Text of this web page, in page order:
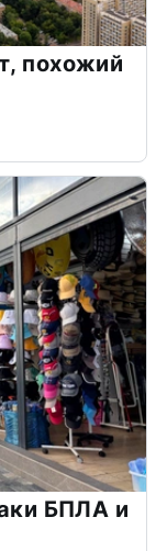
похожий
БПЛА и